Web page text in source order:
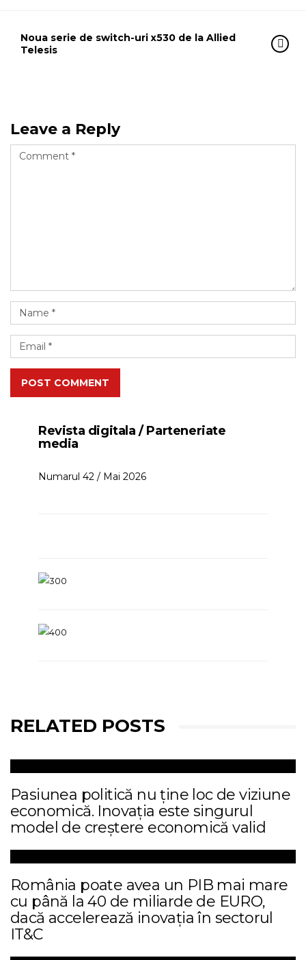
Noua serie de switch-uri x530 de la Allied
Telesis
Leave a Reply
POST COMMENT
Revista digitala / Parteneriate
media
Numarul 42 / Mai 2026
RELATED POSTS
Pasiunea politică nu ține loc de viziune
economică. Inovația este singurul
model de creștere economică valid
România poate avea un PIB mai mare
cu până la 40 de miliarde de EURO,
dacă accelerează inovația în sectorul
IT&C